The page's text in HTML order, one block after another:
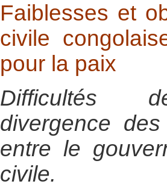
Faiblesses et
civile
pour la paix
Difficultés
divergence
entre le
civile.